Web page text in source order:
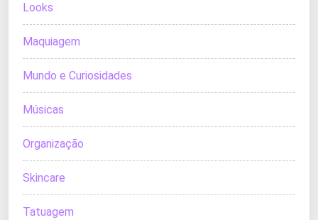
Looks
Maquiagem
Mundo e Curiosidades
Músicas
Organização
Skincare
Tatuagem